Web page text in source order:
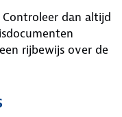
Controleer dan altijd
rijbewijs over de